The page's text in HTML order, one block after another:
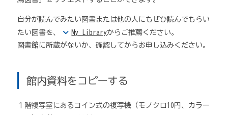
自分が読んでみたい図書または他の人にもぜひ読んでもらい
たい図書を、
My Libraryからご推薦ください。
図書館に所蔵がないか、確認してからお申し込みください。
館内資料をコピーする
１階複写室にあるコイン式の複写機（モノクロ10円、カラー